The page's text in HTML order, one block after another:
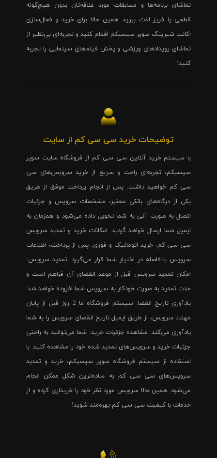
تماشای برنامه‌ها و مسابقات مورد علاقه‌تان بدون هیچ‌گونه
قطعی یا فریز لذت ببرید. همین حالا برای خرید و فعال‌سازی
اکانت شیرینگ سوپر سیسیکم اقدام کنید و تجربه‌ای بی‌نظیر از
تماشای رویدادهای ورزشی و پخش فیلم‌های سینمایی را تجربه
کنید!
توضیحات خرید سی سی کم از سایت
با سیستم خرید آنلاین سی سی کم از فروشگاه سایت سوپر
سیسیکم، تجربه‌ای راحت و سریع از خرید سرویس‌های سی
سی کم خواهید داشت. پس از انجام پرداخت موفق از طریق
یکی از درگاه‌های بانکی معتبر، مشخصات سرویس و جزئیات
اتصال به صورت آنی به شما تحویل داده می‌شود و همزمان به
ایمیل شما ارسال خواهد گردید. امکانات خرید و تمدید سرویس
سی سی کم: خرید اتوماتیک و فوری: پس از پرداخت، اطلاعات
سرویس بلافاصله در اختیار شما قرار می‌گیرد. تمدید سرویس:
امکان تمدید سرویس قبل از موعد انقضای آن فراهم است و
مدت تمدید به صورت خودکار به سرویس شما افزوده خواهد شد.
یادآوری تاریخ انقضا: سیستم فروشگاه ما 2 روز قبل از پایان
مهلت سرویس، از طریق ایمیل تاریخ انقضای سرویس را به شما
یادآوری می‌کند. مشاهده جزئیات خرید: شما می‌توانید به راحتی
جزئیات خرید و سرویس‌های تمدید شده خود را مشاهده کنید. با
استفاده از سیستم فروشگاه سوپر سیسیکم، خرید و تمدید
سرویس‌های سی سی کم به ساده‌ترین شکل ممکن انجام
می‌شود. همین حالا سرویس مورد نظر خود را خریداری کرده و از
خدمات با کیفیت سی سی کم بهره‌مند شوید!